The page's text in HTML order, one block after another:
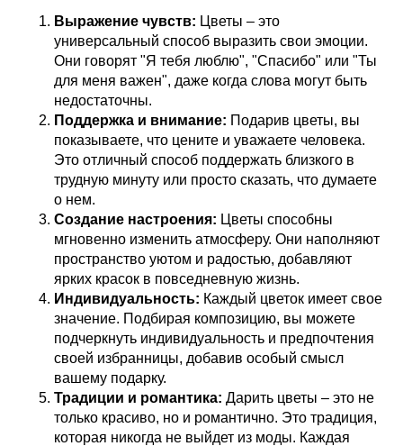
Выражение чувств: Цветы – это
универсальный способ выразить свои эмоции.
Они говорят "Я тебя люблю", "Спасибо" или "Ты
для меня важен", даже когда слова могут быть
недостаточны.
Поддержка и внимание: Подарив цветы, вы
показываете, что цените и уважаете человека.
Это отличный способ поддержать близкого в
трудную минуту или просто сказать, что думаете
о нем.
Создание настроения: Цветы способны
мгновенно изменить атмосферу. Они наполняют
пространство уютом и радостью, добавляют
ярких красок в повседневную жизнь.
Индивидуальность: Каждый цветок имеет свое
значение. Подбирая композицию, вы можете
подчеркнуть индивидуальность и предпочтения
своей избранницы, добавив особый смысл
вашему подарку.
Традиции и романтика: Дарить цветы – это не
только красиво, но и романтично. Это традиция,
которая никогда не выйдет из моды. Каждая